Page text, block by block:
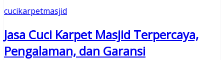
cucikarpetmasjid
Jasa Cuci Karpet Masjid Terpercaya,
Pengalaman, dan Garansi